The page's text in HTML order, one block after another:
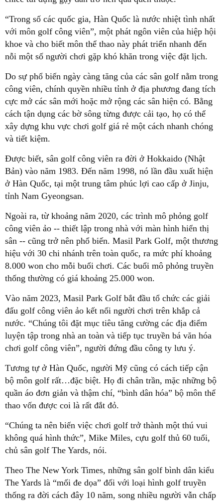
“Trong số các quốc gia, Hàn Quốc là nước nhiệt tình nhất
với môn golf công viên”, một phát ngôn viên của hiệp hội
khoe và cho biết môn thể thao này phát triển nhanh đến
nỗi một số người chơi gặp khó khăn trong việc đặt lịch.
Do sự phổ biến ngày càng tăng của các sân golf nằm trong
công viên, chính quyền nhiều tỉnh ở địa phương đang tích
cực mở các sân mới hoặc mở rộng các sân hiện có. Bằng
cách tận dụng các bờ sông từng được cải tạo, họ có thể
xây dựng khu vực chơi golf giá rẻ một cách nhanh chóng
và tiết kiệm.
Được biết, sân golf công viên ra đời ở Hokkaido (Nhật
Bản) vào năm 1983. Đến năm 1998, nó lần đầu xuất hiện
ở Hàn Quốc, tại một trung tâm phúc lợi cao cấp ở Jinju,
tỉnh Nam Gyeongsan.
Ngoài ra, từ khoảng năm 2020, các trình mô phỏng golf
công viên ảo -- thiết lập trong nhà với màn hình hiển thị
sân -- cũng trở nên phổ biến. Masil Park Golf, một thương
hiệu với 30 chi nhánh trên toàn quốc, ra mức phí khoảng
8.000 won cho mỗi buổi chơi. Các buổi mô phỏng truyền
thống thường có giá khoảng 25.000 won.
Vào năm 2023, Masil Park Golf bắt đầu tổ chức các giải
đấu golf công viên ảo kết nối người chơi trên khắp cả
nước. “Chúng tôi đặt mục tiêu tăng cường các địa điểm
luyện tập trong nhà an toàn và tiếp tục truyền bá văn hóa
chơi golf công viên”, người đứng đầu công ty lưu ý.
Tương tự ở Hàn Quốc, người Mỹ cũng có cách tiếp cận
bộ môn golf rất…đặc biệt. Họ đi chân trần, mặc những bộ
quần áo đơn giản và thậm chí, “bình dân hóa” bộ môn thể
thao vốn được coi là rất đắt đỏ.
“Chúng ta nên biến việc chơi golf trở thành một thú vui
không quá hình thức”, Mike Miles, cựu golf thủ 60 tuổi,
chủ sân golf The Yards, nói.
Theo The New York Times, những sân golf bình dân kiểu
The Yards là “mối đe dọa” đối với loại hình golf truyền
thống ra đời cách đây 10 năm, song nhiều người vẫn chấp